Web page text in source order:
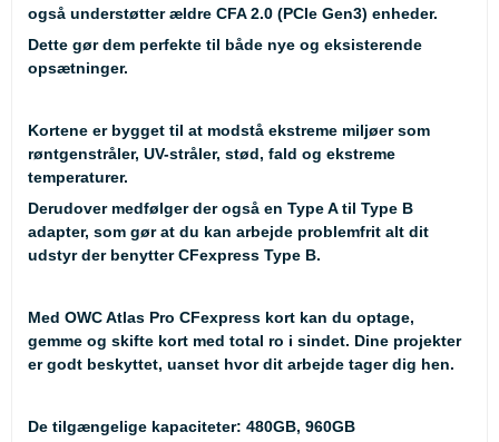
også understøtter ældre CFA 2.0 (PCIe Gen3) enheder.
Dette gør dem perfekte til både nye og eksisterende
opsætninger.
Kortene er bygget til at modstå ekstreme miljøer som
røntgenstråler, UV-stråler, stød, fald og ekstreme
temperaturer.
Derudover medfølger der også en Type A til Type B
adapter, som gør at du kan arbejde problemfrit alt dit
udstyr der benytter CFexpress Type B.
Med OWC Atlas Pro CFexpress kort kan du optage,
gemme og skifte kort med total ro i sindet. Dine projekter
er godt beskyttet, uanset hvor dit arbejde tager dig hen.
De tilgængelige kapaciteter: 480GB, 960GB